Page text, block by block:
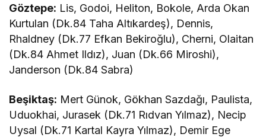
Göztepe: Lis, Godoi, Heliton, Bokole, Arda Okan
Kurtulan (Dk.84 Taha Altıkardeş), Dennis,
Rhaldney (Dk.77 Efkan Bekiroğlu), Cherni, Olaitan
(Dk.84 Ahmet Ildız), Juan (Dk.66 Miroshi),
Janderson (Dk.84 Sabra)
Beşiktaş: Mert Günok, Gökhan Sazdağı, Paulista,
Uduokhai, Jurasek (Dk.71 Rıdvan Yılmaz), Necip
Uysal (Dk.71 Kartal Kayra Yılmaz), Demir Ege